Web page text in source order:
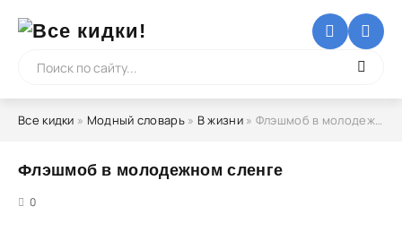
Все кидки » Модный словарь» В жизни» Флэшмоб в молодежном сленге
Флэшмоб в молодежном сленге
0